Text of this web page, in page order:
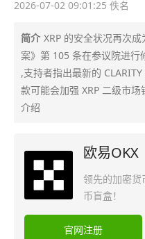
2026-07-02 09:01:25 佚名
简介 XRP 的安全状况再次
案》第 105 条在参议院进行
,支持者指出最新的
款可能会加强 XRP 二级市
介绍
欧易OKX
领先的加密
币盲盒！
官网注册